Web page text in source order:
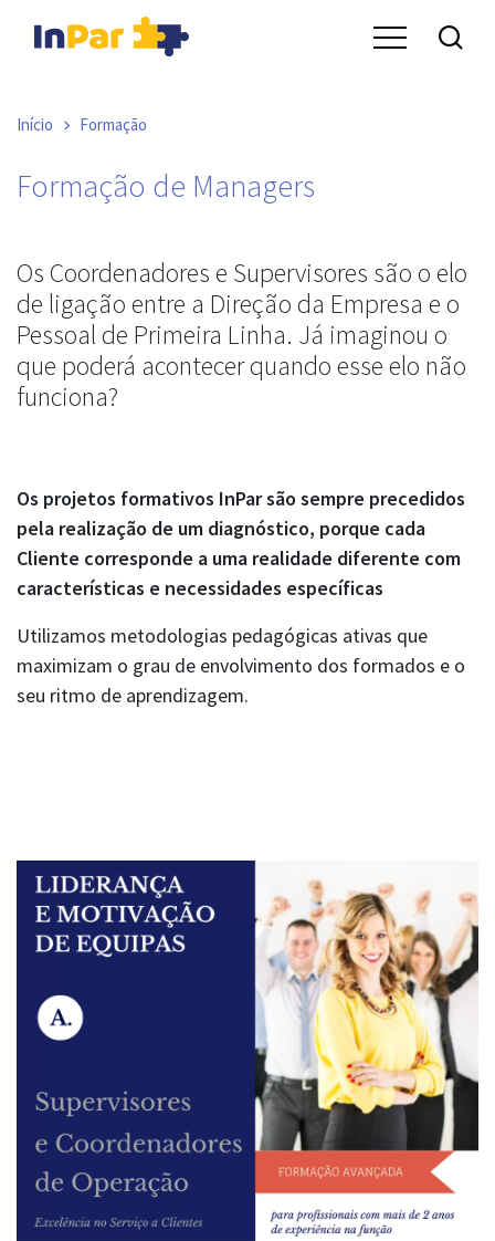
Início Formação
Formação de Managers
Os Coordenadores e Supervisores são o elo
de ligação entre a Direção da Empresa e o
Pessoal de Primeira Linha. Já imaginou o
que poderá acontecer quando esse elo não
funciona?
Os projetos formativos InPar são sempre precedidos
pela realização de um diagnóstico, porque cada
Cliente corresponde a uma realidade diferente com
características e necessidades específicas
Utilizamos metodologias pedagógicas ativas que
maximizam o grau de envolvimento dos formados e o
seu ritmo de aprendizagem.